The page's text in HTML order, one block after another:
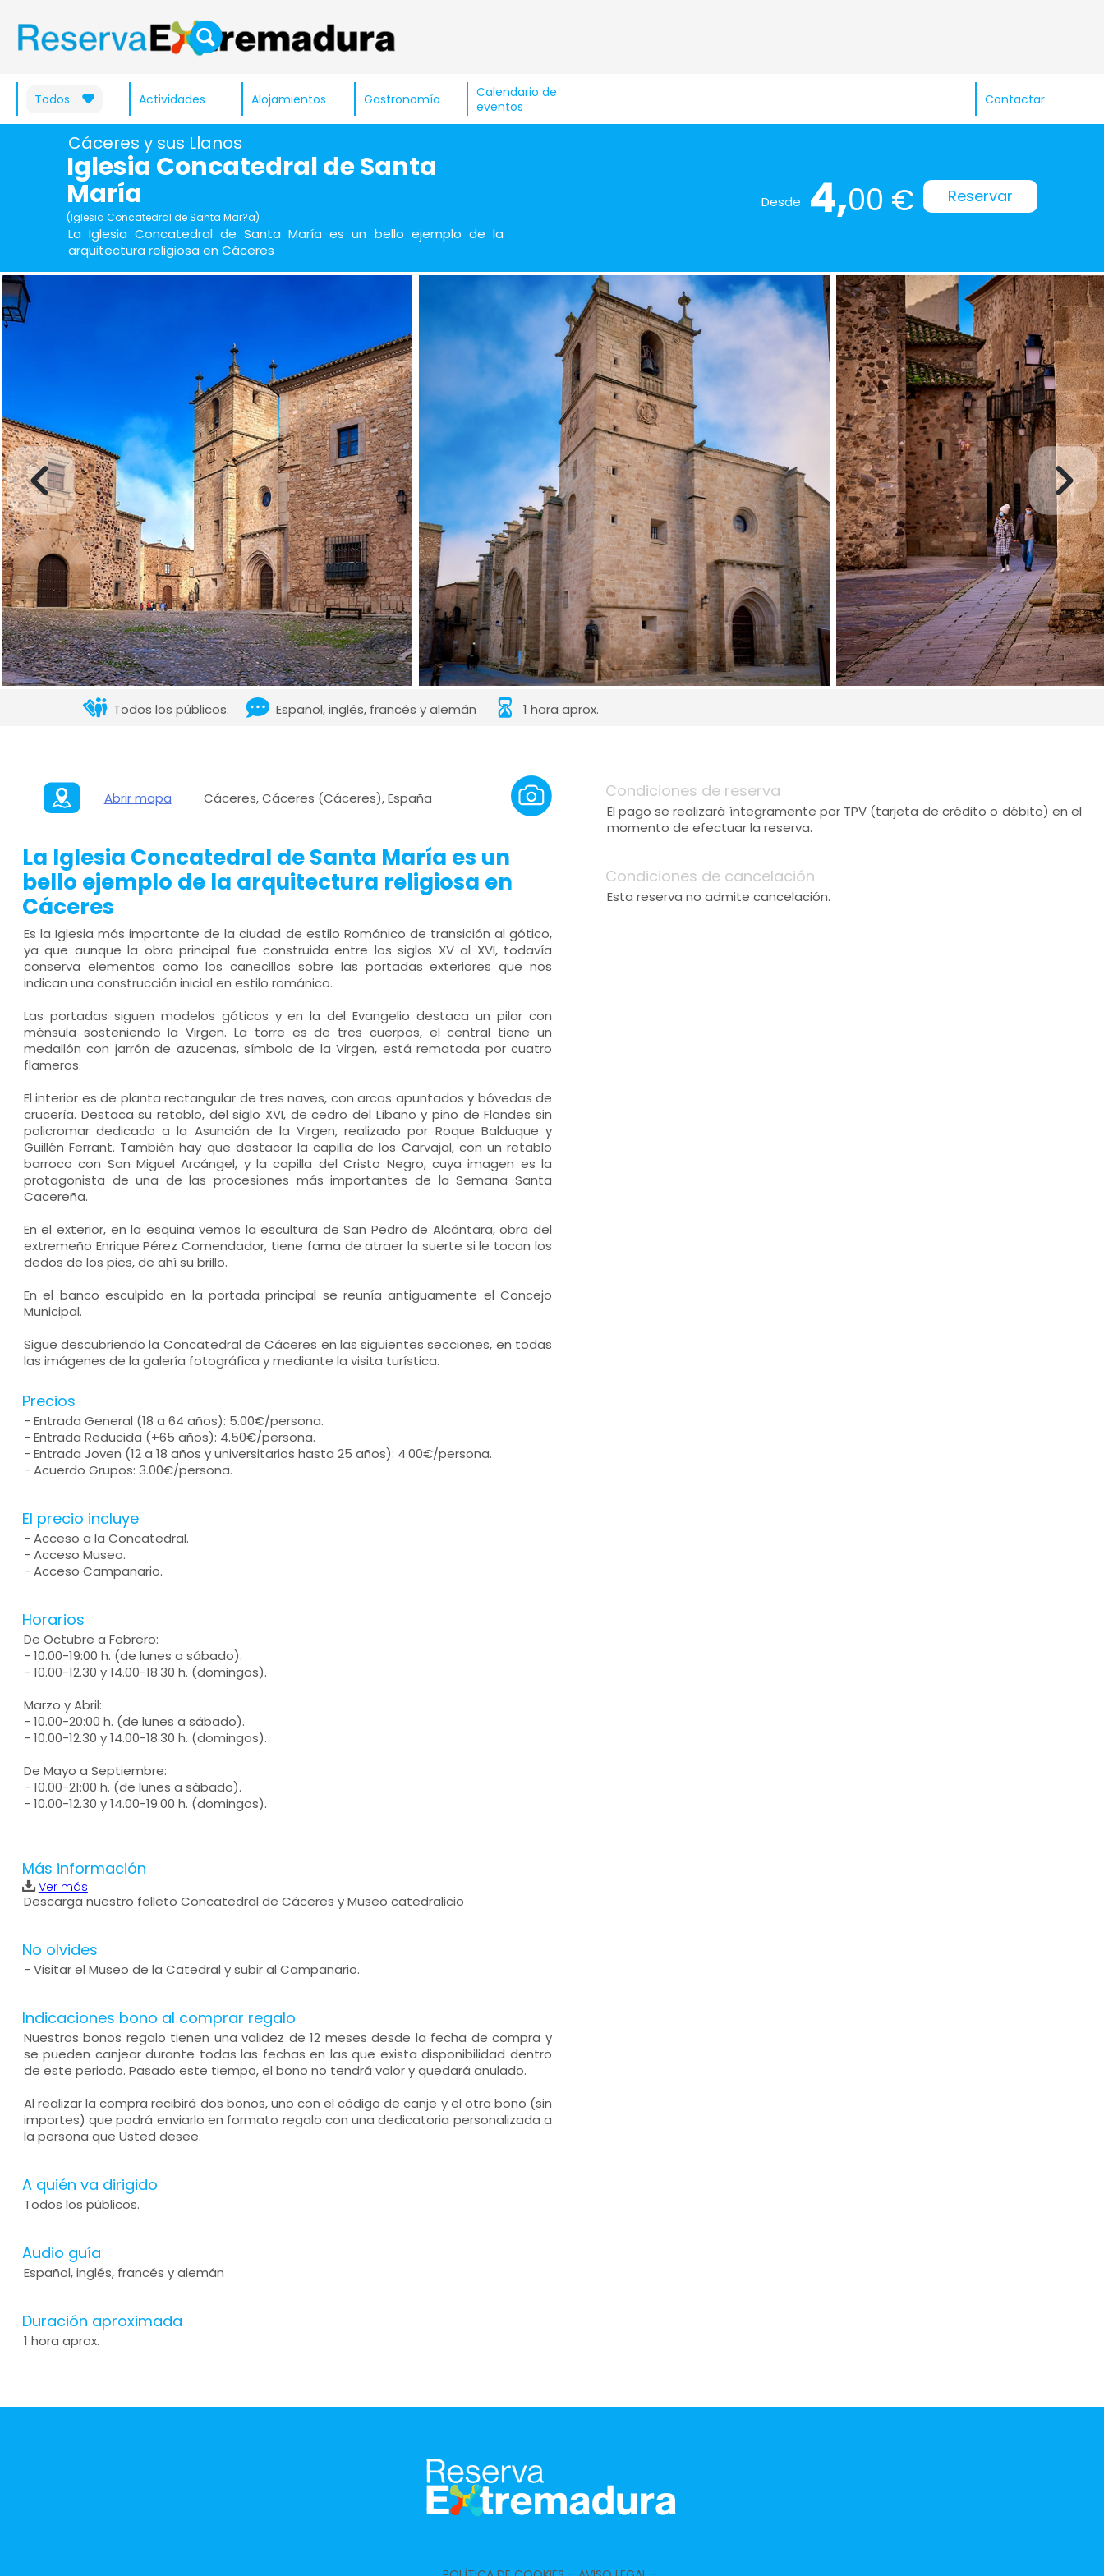
Todos Actividades Alojamientos Gastronomía
Calendario de
eventos
Contactar
Cáceres y sus Llanos
Iglesia Concatedral de Santa
María
(Iglesia Concatedral de Santa Mar?a)
La Iglesia Concatedral de Santa María es un bello ejemplo de la
arquitectura religiosa en Cáceres
Desde 4,00 € Reservar
Todos los públicos. Español, inglés, francés y alemán 1 hora aprox.
Abrir mapa Cáceres, Cáceres (Cáceres), España
La Iglesia Concatedral de Santa María es un
bello ejemplo de la arquitectura religiosa en
Cáceres
Es la Iglesia más importante de la ciudad de estilo Románico de transición al gótico,
ya que aunque la obra principal fue construida entre los siglos XV al XVI, todavía
conserva elementos como los canecillos sobre las portadas exteriores que nos
indican una construcción inicial en estilo románico.
Las portadas siguen modelos góticos y en la del Evangelio destaca un pilar con
ménsula sosteniendo la Virgen. La torre es de tres cuerpos, el central tiene un
medallón con jarrón de azucenas, símbolo de la Virgen, está rematada por cuatro
flameros.
El interior es de planta rectangular de tres naves, con arcos apuntados y bóvedas de
crucería. Destaca su retablo, del siglo XVI, de cedro del Líbano y pino de Flandes sin
policromar dedicado a la Asunción de la Virgen, realizado por Roque Balduque y
Guillén Ferrant. También hay que destacar la capilla de los Carvajal, con un retablo
barroco con San Miguel Arcángel, y la capilla del Cristo Negro, cuya imagen es la
protagonista de una de las procesiones más importantes de la Semana Santa
Cacereña.
En el exterior, en la esquina vemos la escultura de San Pedro de Alcántara, obra del
extremeño Enrique Pérez Comendador, tiene fama de atraer la suerte si le tocan los
dedos de los pies, de ahí su brillo.
En el banco esculpido en la portada principal se reunía antiguamente el Concejo
Municipal.
Sigue descubriendo la Concatedral de Cáceres en las siguientes secciones, en todas
las imágenes de la galería fotográfica y mediante la visita turística.
Precios
- Entrada General (18 a 64 años): 5.00€/persona.
- Entrada Reducida (+65 años): 4.50€/persona.
- Entrada Joven (12 a 18 años y universitarios hasta 25 años): 4.00€/persona.
- Acuerdo Grupos: 3.00€/persona.
El precio incluye
- Acceso a la Concatedral.
- Acceso Museo.
- Acceso Campanario.
Horarios
De Octubre a Febrero:
- 10.00-19:00 h. (de lunes a sábado).
- 10.00-12.30 y 14.00-18.30 h. (domingos).
Marzo y Abril:
- 10.00-20:00 h. (de lunes a sábado).
- 10.00-12.30 y 14.00-18.30 h. (domingos).
De Mayo a Septiembre:
- 10.00-21:00 h. (de lunes a sábado).
- 10.00-12.30 y 14.00-19.00 h. (domingos).
Más información
Ver más
Descarga nuestro folleto Concatedral de Cáceres y Museo catedralicio
No olvides
- Visitar el Museo de la Catedral y subir al Campanario.
Indicaciones bono al comprar regalo
Nuestros bonos regalo tienen una validez de 12 meses desde la fecha de compra y
se pueden canjear durante todas las fechas en las que exista disponibilidad dentro
de este periodo. Pasado este tiempo, el bono no tendrá valor y quedará anulado.
Al realizar la compra recibirá dos bonos, uno con el código de canje y el otro bono (sin
importes) que podrá enviarlo en formato regalo con una dedicatoria personalizada a
la persona que Usted desee.
A quién va dirigido
Todos los públicos.
Audio guía
Español, inglés, francés y alemán
Duración aproximada
1 hora aprox.
Condiciones de reserva
El pago se realizará íntegramente por TPV (tarjeta de crédito o débito) en el
momento de efectuar la reserva.
Condiciones de cancelación
Esta reserva no admite cancelación.